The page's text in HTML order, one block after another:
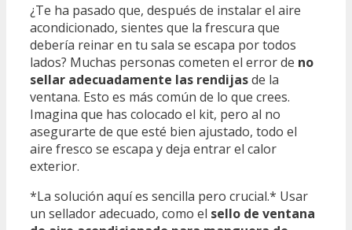
¿Te ha pasado que, después de instalar el aire
acondicionado, sientes que la frescura que
debería reinar en tu sala se escapa por todos
lados? Muchas personas cometen el error de no
sellar adecuadamente las rendijasde la
ventana. Esto es más común de lo que crees.
Imagina que has colocado el kit, pero al no
asegurarte de que esté bien ajustado, todo el
aire fresco se escapa y deja entrar el calor
exterior.
*La solución aquí es sencilla pero crucial.* Usar
un sellador adecuado, como el sello de ventana